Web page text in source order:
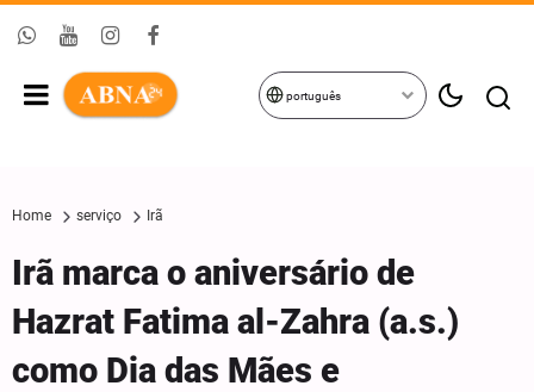
português
Home serviço Irã
Irã marca o aniversário de
Hazrat Fatima al-Zahra (a.s.)
como Dia das Mães e